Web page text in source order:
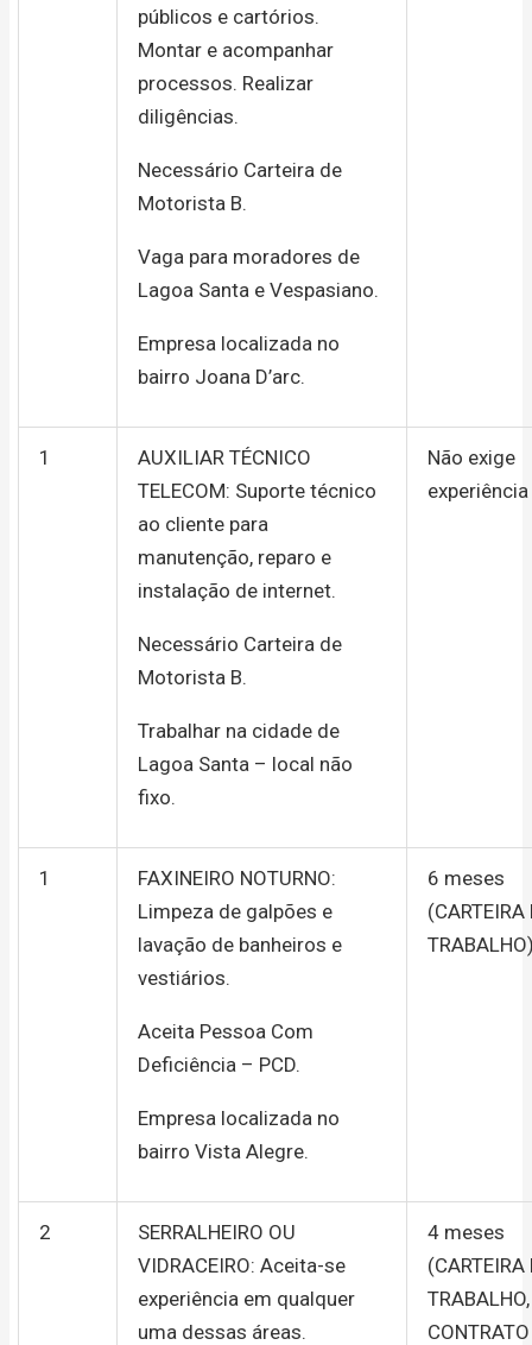
públicos e cartórios.
Montar e acompanhar
processos. Realizar
diligências.
Necessário Carteira de
Motorista B.
Vaga para moradores de
Lagoa Santa e Vespasiano.
Empresa localizada no
bairro Joana D’arc.
1
AUXILIAR TÉCNICO
TELECOM: Suporte técnico
ao cliente para
manutenção, reparo e
instalação de internet.
Necessário Carteira de
Motorista B.
Trabalhar na cidade de
Lagoa Santa – local não
fixo.
Não exige
experiência
1
FAXINEIRO NOTURNO:
Limpeza de galpões e
lavação de banheiros e
vestiários.
Aceita Pessoa Com
Deficiência – PCD.
Empresa localizada no
bairro Vista Alegre.
6 meses
(CARTEIRA
2
SERRALHEIRO OU
VIDRACEIRO: Aceita-se
experiência em qualquer
uma dessas áreas.
4 meses
(CARTEIRA
TRABALHO,